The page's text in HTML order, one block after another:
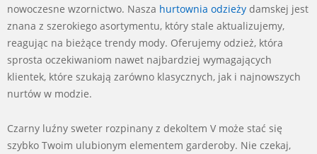
nowoczesne wzornictwo. Nasza hurtownia odzieży damskej jest
znana z szerokiego asortymentu, który stale aktualizujemy,
reagując na bieżące trendy mody. Oferujemy odzież, która
sprosta oczekiwaniom nawet najbardziej wymagających
klientek, które szukają zarówno klasycznych, jak i najnowszych
nurtów w modzie.
Czarny luźny sweter rozpinany z dekoltem V może stać się
szybko Twoim ulubionym elementem garderoby. Nie czekaj,